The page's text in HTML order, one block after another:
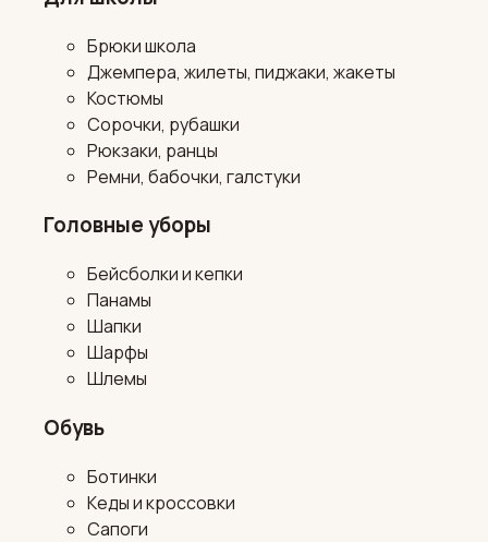
Брюки школа
Джемпера, жилеты, пиджаки, жакеты
Костюмы
Сорочки, рубашки
Рюкзаки, ранцы
Ремни, бабочки, галстуки
Головные уборы
Бейсболки и кепки
Панамы
Шапки
Шарфы
Шлемы
Обувь
Ботинки
Кеды и кроссовки
Сапоги